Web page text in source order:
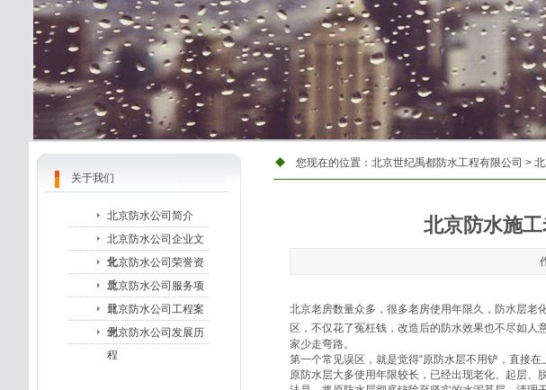
您现在的位置： 北京世纪禹都防水工程有限公司 >
北京防水施
北京老房数量众多，很多老房使用年限久，防水层老
区，不仅花了冤枉钱，改造后的防水效果也不尽如
家少走弯路。
第一个常见误区，就是觉得“原防水层不用铲，直接
原防水层大多使用年限较长，已经出现老化、起层
关于我们
北京防水公司简介
北京防水公司企业文
化
北京防水公司荣誉资
质
北京防水公司服务项
目
北京防水公司工程案
例
北京防水公司发展历
程